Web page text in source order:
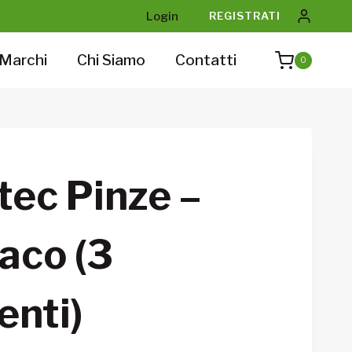
Login REGISTRATI
Marchi Chi Siamo Contatti 0
Pinze –
(3